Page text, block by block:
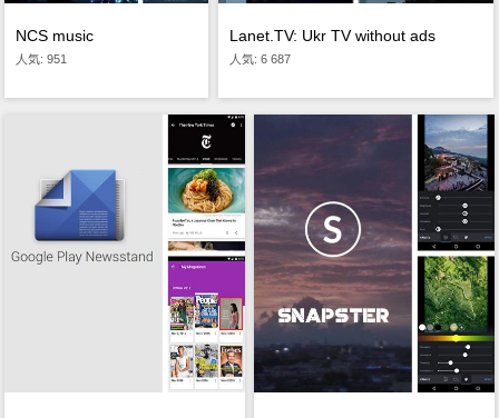
NCS music
人気: 951
Lanet.TV: Ukr TV without ads
人気: 6 687